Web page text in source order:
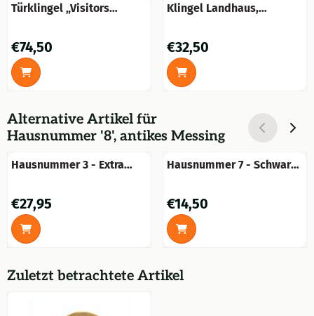
Türklingel „Visitors
Preis: 74,50
€74,50
Klingel Landhaus,
Preis: 32,50
€32,50
Alternative Artikel für
Hausnummer '8', antikes Messing
Hausnummer 3 - Extra
Preis: 27,95
€27,95
Hausnummer 7 - Schwarz
Preis: 14,50
€14,50
Zuletzt betrachtete Artikel